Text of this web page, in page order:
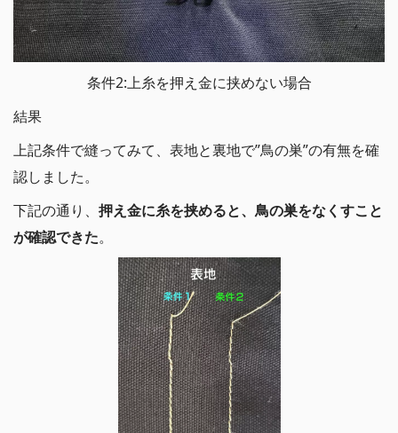
条件2:上糸を押え金に挟めない場合
結果
上記条件で縫ってみて、表地と裏地で”鳥の巣”の有無を確
認しました。
下記の通り、 押え金に糸を挟めると、鳥の巣をなくすこと
が確認できた。